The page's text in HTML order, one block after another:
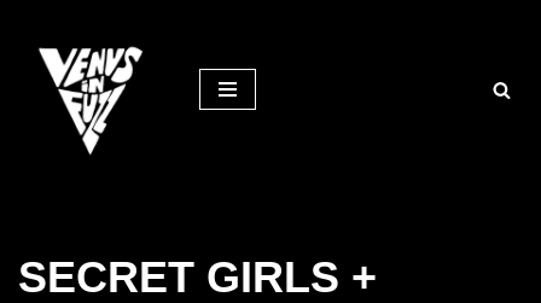
Aller
contenu
SECRET GIRLS +